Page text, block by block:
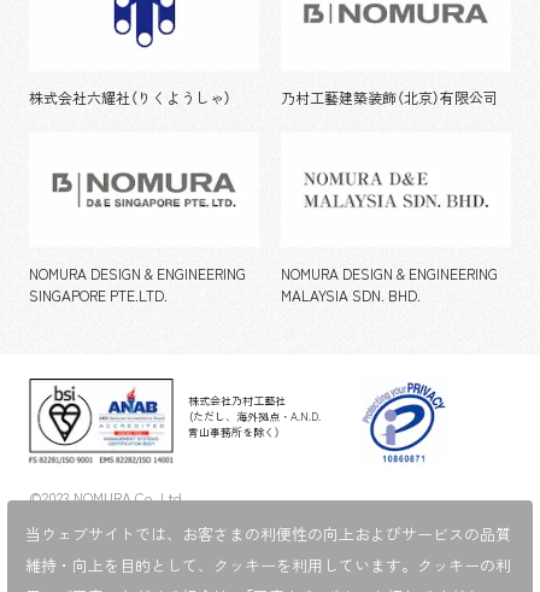
株式会社六耀社（りくようしゃ） 乃村工藝建築装飾（北京）有限公司
NOMURA DESIGN & ENGINEERING
SINGAPORE PTE.LTD.
NOMURA DESIGN & ENGINEERING
MALAYSIA SDN. BHD.
株式会社乃村工藝社
（ただし、海外拠点・A.N.D.
青山事務所を除く）
©2023 NOMURA Co.,Ltd.
当ウェブサイトでは、お客さまの利便性の向上およびサービスの品質
維持・向上を目的として、 クッキーを利用しています。クッキーの利